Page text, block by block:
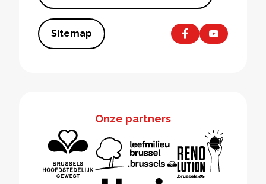
Sitemap
Onze partners